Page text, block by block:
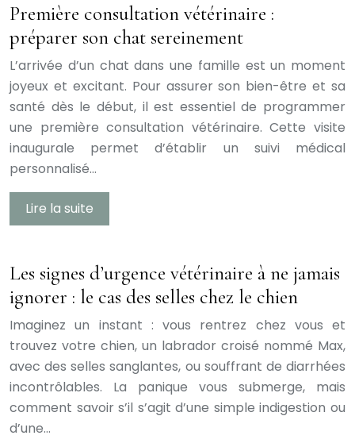
Première consultation vétérinaire :
préparer son chat sereinement
L’arrivée d’un chat dans une famille est un moment
joyeux et excitant. Pour assurer son bien-être et sa
santé dès le début, il est essentiel de programmer
une première consultation vétérinaire. Cette visite
inaugurale permet d’établir un suivi médical
personnalisé…
Lire la suite
Les signes d’urgence vétérinaire à ne jamais
ignorer : le cas des selles chez le chien
Imaginez un instant : vous rentrez chez vous et
trouvez votre chien, un labrador croisé nommé Max,
avec des selles sanglantes, ou souffrant de diarrhées
incontrôlables. La panique vous submerge, mais
comment savoir s’il s’agit d’une simple indigestion ou
d’une…